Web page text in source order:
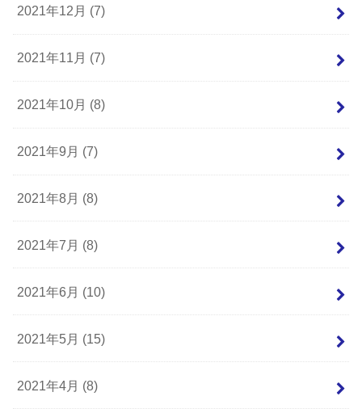
2021年12月 (7)
2021年11月 (7)
2021年10月 (8)
2021年9月 (7)
2021年8月 (8)
2021年7月 (8)
2021年6月 (10)
2021年5月 (15)
2021年4月 (8)